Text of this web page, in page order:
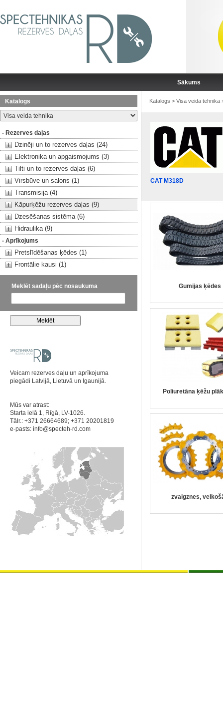
Sākums
Katalogs
- Rezerves daļas
Dzinēji un to rezerves daļas (24)
Elektronika un apgaismojums (3)
Tilti un to rezerves daļas (6)
Virsbūve un salons (1)
Transmisija (4)
Kāpurķēžu rezerves daļas (9)
Dzesēšanas sistēma (6)
Hidraulika (9)
- Aprīkojums
Pretslīdēšanas ķēdes (1)
Frontālie kausi (1)
Meklēt sadaļu pēc nosaukuma
Veicam rezerves daļu un aprīkojuma
piegādi Latvijā, Lietuvā un Igaunijā.
Mūs var atrast:
Starta ielā 1, Rīgā, LV-1026.
Tālr.: +371 26664689; +371 20201819
e-pasts: info@specteh-rd.com
Katalogs > Visa veida tehnika
CAT M318D
Gumijas ķēdes
Poliuretāna ķēžu
zvaigznes,